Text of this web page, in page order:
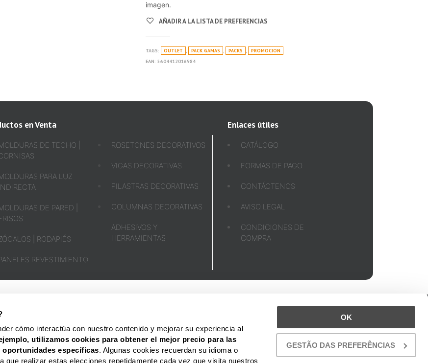
cómo interactúa con nuestro contenido y mejorar su experiencia al
utilizamos cookies para obtener el mejor precio para las
oportunidades específicas. Algunas cookies recuerdan su idioma o
que realizar estas elecciones repetidamente cada vez que visita nuestros
OK
GESTÃO DAS PREFERÊNCIAS
imagen.
AÑADIR A LA LISTA DE PREFERENCIAS
TAGS: OUTLET , PACK GAMAS , PACKS ,
PROMOCION
EAN:5604412016984
en Venta
DE TECHO |
PARA LUZ
DE PARED |
| RODAPIÉS
REVESTIMIENTO
ROSETONES DECORATIVOS
VIGAS DECORATIVAS
PILASTRAS DECORATIVAS
COLUMNAS DECORATIVAS
ADHESIVOS Y
HERRAMIENTAS
Enlaces útiles
CATÁLOGO
FORMAS DE PAGO
CONTÁCTENOS
AVISO LEGAL
CONDICIONES DE
COMPRA